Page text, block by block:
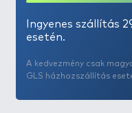
Ingyenes szállítás
esetén.
A kedvezmény csak
GLS házhozszállítás